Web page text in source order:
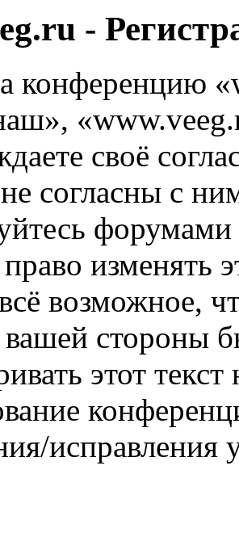
-
конференцию
своё
согласны с
изменять
возможное,
вашей стороны
этот
исправления